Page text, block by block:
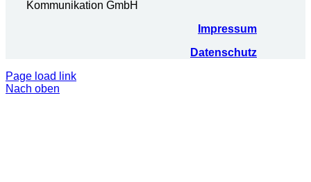
Kommunikation GmbH
Impressum
Datenschutz
Page load link
Nach oben